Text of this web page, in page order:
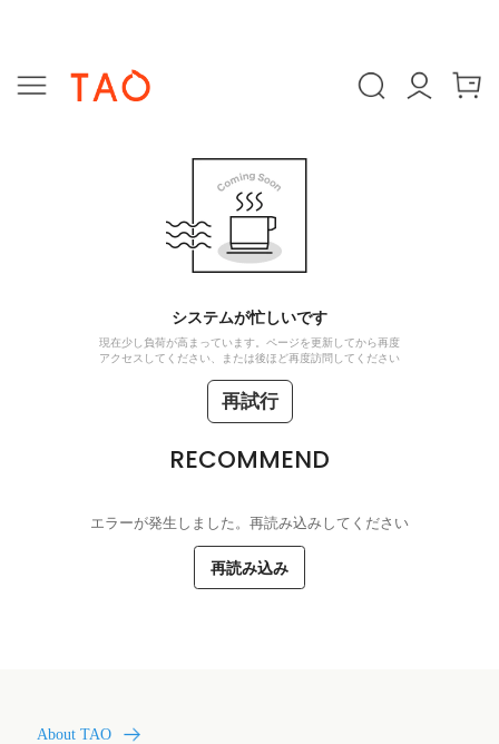
システムが忙しいです
現在少し負荷が高まっています。ページを更新してから再度
アクセスしてください、または後ほど再度訪問してください
再試行
RECOMMEND
エラーが発生しました。再読み込みしてください
再読み込み
About TAO